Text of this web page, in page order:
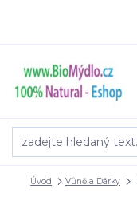
Úvod Vůně a Dárky